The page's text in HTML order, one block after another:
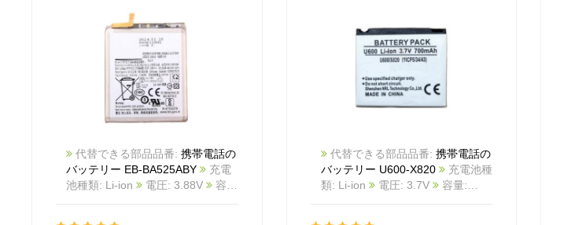
代替できる部品品番: 携帯電話の
バッテリー EB-BA525ABY
充電
池種類: Li-ion
電圧: 3.88V
代替できる部品品番: 携帯電話の
バッテリー U600-X820
充電池種
類: Li-ion
電圧: 3.7V
容量: